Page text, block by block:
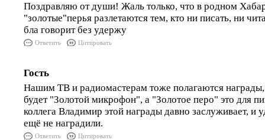
Поздравляю от души! Жаль только, что в родном
"золотые"перья разлетаются тем, кто ни писать, ни
бла говорит без удержу
Ответить Цитировать
Гость
Нашим ТВ и радиомастерам тоже полагаются награды,
будет "Золотой микрофон", а "Золотое перо" это
коллега Владимир этой награды давно заслуживает, и
ещё не наградили.
Ответить Цитировать